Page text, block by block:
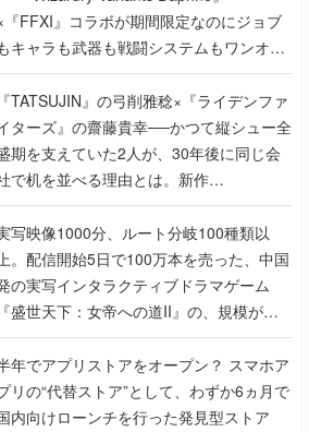
『FFXI』コラボが期間限定なのにジョブ
キャラも武器も戦闘システムもワンオフ
作り込まれた理由を両ディレクターに聞
く
『TATSUJIN』の弓削雅稔×『ライデンファ
ターズ』の齋藤貴幸──かつて縦シュー全
期を支えていた2人が、30年後に同じ会
で机を並べる理由とは。新作
TATSUJIN EXTREME』で初タッグを組
だレジェンド2人に訊く開発秘話
写映像1000分、ルート分岐100種類以
上。配信開始5日で100万本を売った、中国
の実写インタラクティブドラマゲーム
『盛世天下：女帝への道II』の、規模が違
こだわりをプロデューサーに聞いた
年でアプリストアをオープン？ スマホア
リの“代替ストア”として、わずか6ヵ月で
内向けローンチを行った発見型ストア